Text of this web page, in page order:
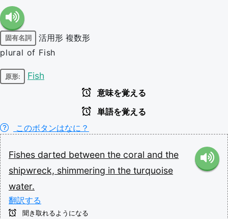
固有名詞 活用形 複数形
plural of Fish
原形: Fish
意味を覚える
単語を覚える
このボタンはなに？
Fishes darted between the coral and the
shipwreck, shimmering in the turquoise
water.
翻訳する
聞き取れるようになる